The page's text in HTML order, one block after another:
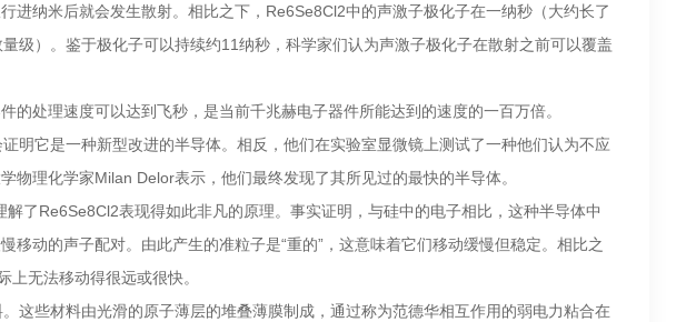
进纳米后就会发生散射。相比之下，Re6Se8Cl2中的声激子极化子在一纳秒（大约长了
级）。鉴于极化子可以持续约11纳秒，科学家们认为声激子极化子在散射之前可以覆盖
的处理速度可以达到飞秒，是当前千兆赫电子器件所能达到的速度的一百万倍。
明它是一种新型改进的半导体。相反，他们在实验室显微镜上测试了一种他们认为不应
物理化学家Milan Delor表示，他们最终发现了其所见过的最快的半导体。
了Re6Se8Cl2表现得如此非凡的原理。事实证明，与硅中的电子相比，这种半导体中
移动的声子配对。由此产生的准粒子是“重的”，这意味着它们移动缓慢但稳定。相比之
上无法移动得很远或很快。
这些材料由光滑的原子薄层的堆叠薄膜制成，通过称为范德华相互作用的弱电力粘合在